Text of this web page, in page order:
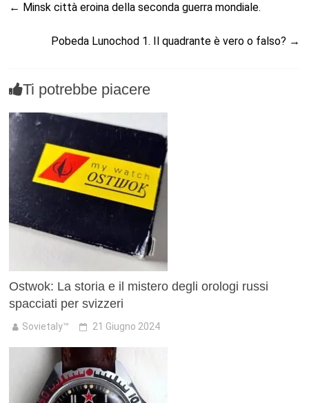
← Minsk città eroina della seconda guerra mondiale.
Pobeda Lunochod 1. Il quadrante è vero o falso? →
Ti potrebbe piacere
Ostwok: La storia e il mistero degli orologi russi
spacciati per svizzeri
Sovietaly™ 21 Giugno 2024